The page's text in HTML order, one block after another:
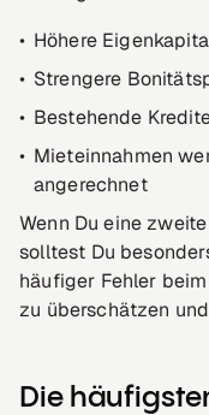
Höhere
Strengere
Bestehende
Mieteinnahmen
angerechnet
Wenn Du eine
solltest Du
häufiger Fehler
zu überschätzen
Die